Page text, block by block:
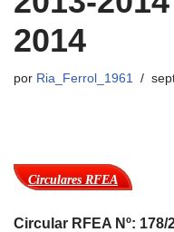
2014
por Ria_Ferrol_1961
Circulares RFEA
Circular RFEA Nº: 178/